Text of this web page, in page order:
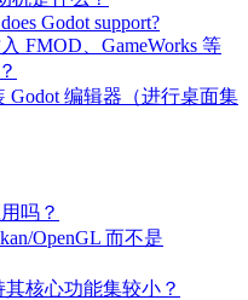
Godot support?
FMOD、GameWorks 等
Godot 编辑器（进行桌面集
吗？
OpenGL 而不是
核心功能集较小？